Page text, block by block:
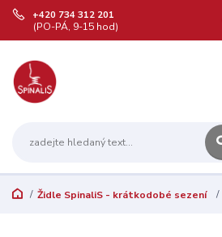
+420 734 312 201
(PO-PÁ, 9-15 hod)
Židle SpinaliS - krátkodobé sezení